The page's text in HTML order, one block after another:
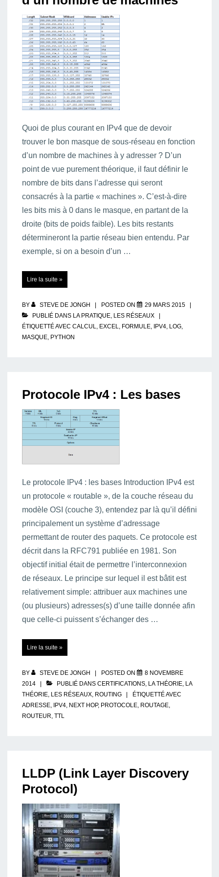
Quoi de plus courant en IPv4 que de devoir
trouver le bon masque de sous-réseau en fonction
d’un nombre de machines à y adresser ? D’un
point de vue purement théorique, il faut définir le
nombre de bits dans l’adresse qui seront
consacrés à la partie « machines ». C’est-à-dire
les bits mis à 0 dans le masque, en partant de la
droite (bits de poids faible). Les bits restants
détermineront la partie réseau bien entendu. Par
exemple, si on a besoin d’un …
de
calcul
réseau
fonction
nombre
de
machines
Lire la suite »
BY STEVE DE JONGH POSTED ON
29 MARS 2015
PUBLIÉ DANS LA PRATIQUE, LES RÉSEAUX
ÉTIQUETTÉ AVEC CALCUL, EXCEL, FORMULE, IPV4, LOG,
MASQUE, PYTHON
Protocole IPv4 : Les bases
Le protocole IPv4 : les bases Introduction IPv4 est
un protocole « routable », de la couche réseau du
modèle OSI (couche 3), entendez par là qu’il défini
principalement un système d’adressage
permettant de router des paquets. Ce protocole est
décrit dans la RFC791 publiée en 1981. Son
objectif initial était de permettre l’interconnexion
de réseaux. Le principe sur lequel il est bâtit est
relativement simple: attribuer aux machines une
(ou plusieurs) adresses(s) d’une taille donnée afin
que celle-ci puissent s’échanger des …
IPv4
:
Lire la suite »
BY STEVE DE JONGH POSTED ON
8 NOVEMBRE
2014
PUBLIÉ DANS CERTIFICATIONS, LA THÉORIE, LA
THÉORIE, LES RÉSEAUX, ROUTING
ÉTIQUETTÉ AVEC
ADRESSE, IPV4, NEXT HOP, PROTOCOLE, ROUTAGE,
ROUTEUR, TTL
LLDP (Link Layer Discovery
Protocol)